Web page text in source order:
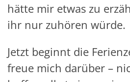
hätte mir etwas zu
ihr nur zuhören würde.
Jetzt beginnt die
freue mich darüber –